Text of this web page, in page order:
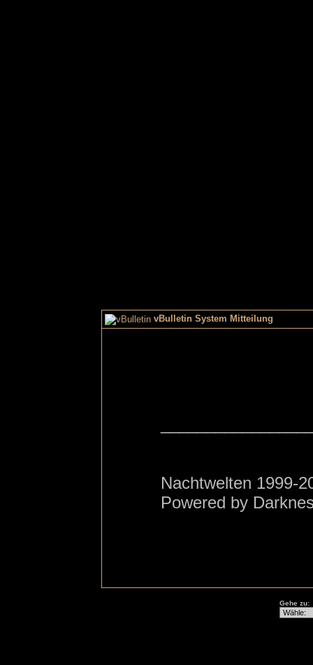
vBulletin System Mitteilung
Nachtwelten 1999-
Powered by
Gehe zu: